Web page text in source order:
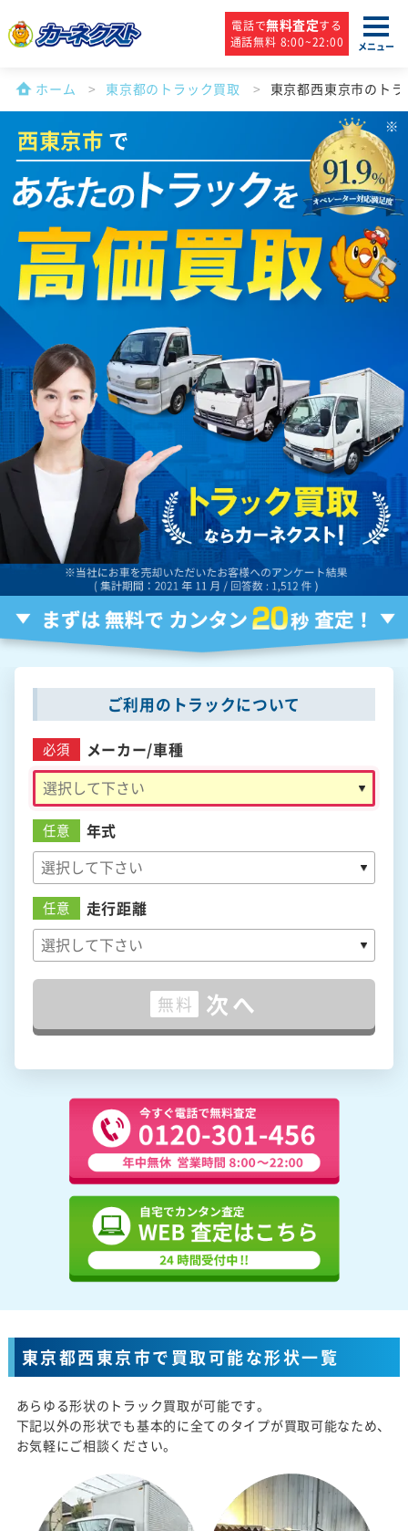
電話で無料査定する
通話無料 8:00~22:00
メニュー
ホーム 東京都のトラック買取 東京都西東京市のト
西東京市 で
ご利用のトラックについて
必須 メーカー/車種
任意 年式
任意 走行距離
無料 次へ
東京都西東京市で買取可能な形状一覧
あらゆる形状のトラック買取が可能です。
下記以外の形状でも基本的に全てのタイプが買取可能なため、
お気軽にご相談ください。